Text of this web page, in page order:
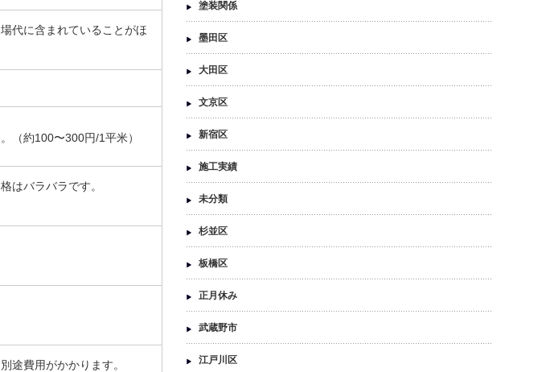
代に含まれていることがほ
（約100〜300円/1平米）
はバラバラです。
途費用がかかります。
塗装関係
墨田区
大田区
文京区
新宿区
施工実績
未分類
杉並区
板橋区
正月休み
武蔵野市
江戸川区